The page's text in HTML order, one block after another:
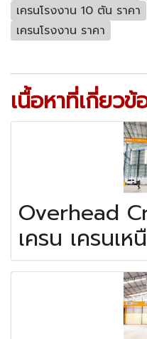
เครนโรงงาน 10 ตัน ราคา
เครนโรงงาน ราคา
เนื้อหาที่เกี่ยวข้
Overhead
เครน เครนเห